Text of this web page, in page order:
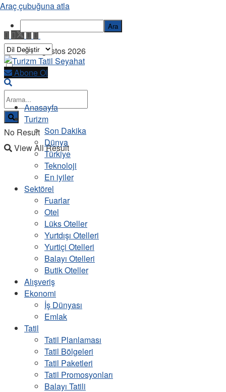
Cuma, 7 Ağustos 2026
No Result
View All Result
Abone Ol
Anasayfa
Turizm
Son Dakika
Dünya
Türkiye
Teknoloji
En iyiler
Sektörel
Fuarlar
Otel
Lüks Oteller
Yurtdışı Otelleri
Yurtiçi Otelleri
Balayı Otelleri
Butik Oteller
Alışveriş
Ekonomi
İş Dünyası
Emlak
Tatil
Tatil Planlaması
Tatil Bölgeleri
Tatil Paketleri
Tatil Promosyonları
Balayı Tatili
Araç çubuğuna atla
Ara